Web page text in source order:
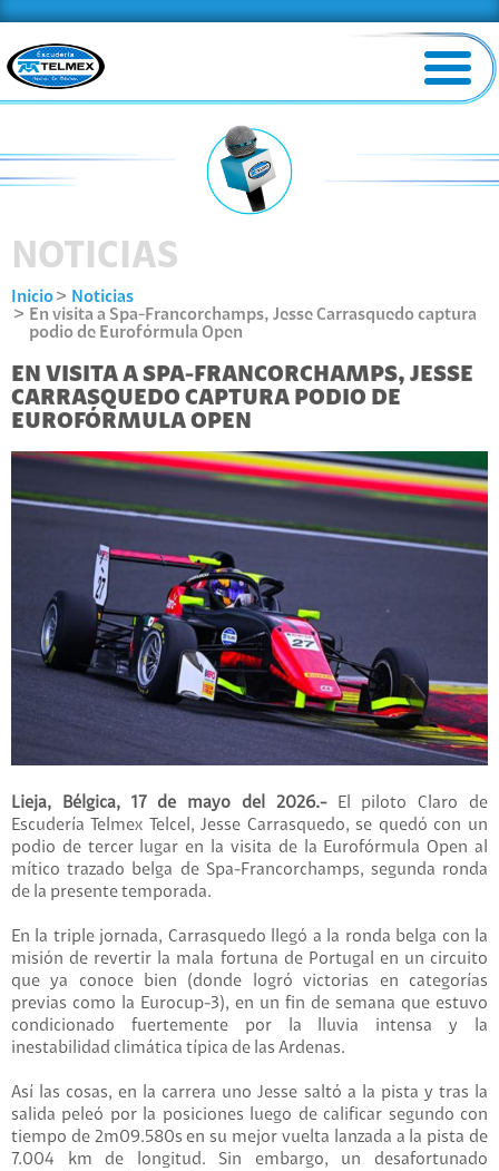
NOTICIAS
Inicio
Noticias
En visita a Spa-Francorchamps, Jesse Carrasquedo captura
podio de Eurofórmula Open
EN VISITA A SPA-FRANCORCHAMPS, JESSE
CARRASQUEDO CAPTURA PODIO DE
EUROFÓRMULA OPEN
Lieja, Bélgica, 17 de mayo del 2026.-El piloto Claro de
Escudería Telmex Telcel, Jesse Carrasquedo, se quedó con un
podio de tercer lugar en la visita de la Eurofórmula Open al
mítico trazado belga de Spa-Francorchamps, segunda ronda
de la presente temporada.
En la triple jornada, Carrasquedo llegó a la ronda belga con la
misión de revertir la mala fortuna de Portugal en un circuito
que ya conoce bien (donde logró victorias en categorías
previas como la Eurocup-3), en un fin de semana que estuvo
condicionado fuertemente por la lluvia intensa y la
inestabilidad climática típica de las Ardenas.
Así las cosas, en la carrera uno Jesse saltó a la pista y tras la
salida peleó por la posiciones luego de calificar segundo con
tiempo de 2m09.580s en su mejor vuelta lanzada a la pista de
7.004 km de longitud. Sin embargo, un desafortunado